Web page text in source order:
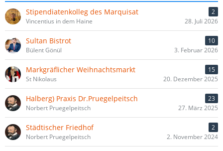
Stipendiatenkolleg des Marquisat
2
Vincentius in dem Haine
28. Juli 2026
Sultan Bistrot
10
Bülent Gönül
3. Februar 2026
Markgräflicher Weihnachtsmarkt
15
St Nikolaus
20. Dezember 2025
Halberg) Praxis Dr.Pruegelpeitsch
23
Norbert Pruegelpeitsch
27. März 2025
Städtischer Friedhof
2
Norbert Pruegelpeitsch
2. November 2024